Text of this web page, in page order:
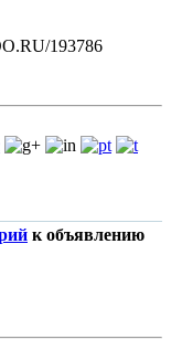
193786
к объявлению